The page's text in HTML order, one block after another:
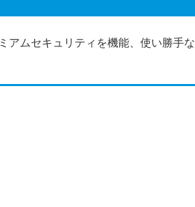
アムセキュリティを機能、使い勝手な